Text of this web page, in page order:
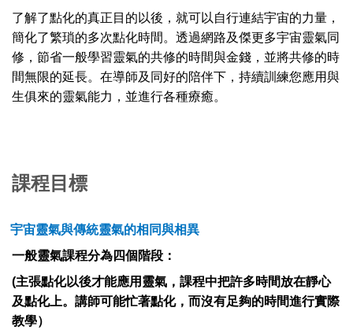
了解了點化的真正目的以後，就可以自行連結宇宙的力量，
簡化了繁瑣的多次點化時間。透過網路及傑更多宇宙靈氣同
修，節省一般學習靈氣的共修的時間與金錢，並將共修的時
間無限的延長。在導師及同好的陪伴下，持續訓練您應用與
生俱來的靈氣能力，並進行各種療癒。
課程目標
宇宙靈氣與傳統靈氣的相同與相異
一般靈氣課程分為四個階段：
(主張點化以後才能應用靈氣，課程中把許多時間放在靜心
及點化上。講師可能忙著點化，而沒有足夠的時間進行實際
教學）